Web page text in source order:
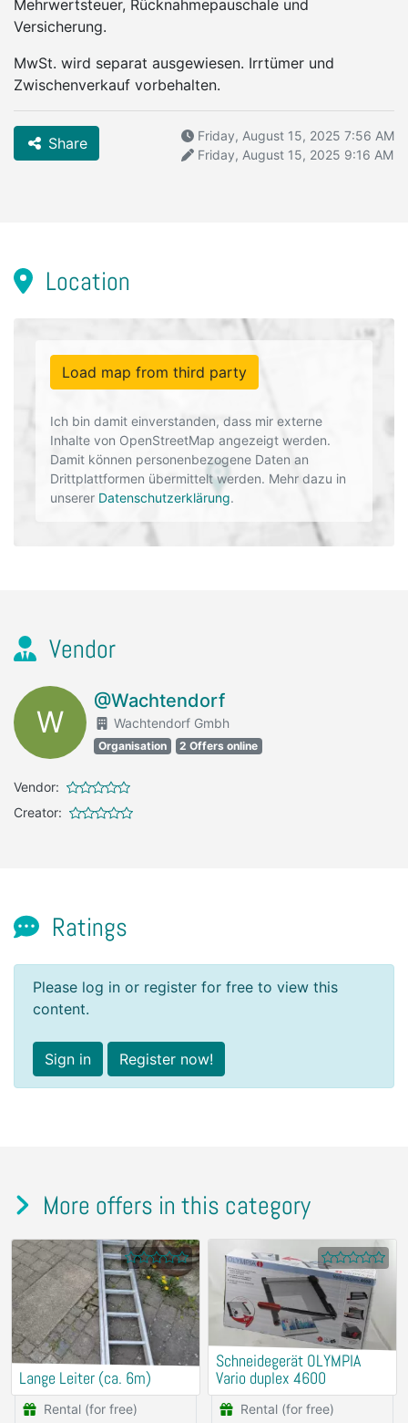
Mehrwertsteuer, Rücknahmepauschale und
Versicherung.
MwSt. wird separat ausgewiesen. Irrtümer und
Zwischenverkauf vorbehalten.
Share
Friday, August 15, 2025 7:56 AM
Friday, August 15, 2025 9:16 AM
Location
Load map from third party
Ich bin damit einverstanden, dass mir externe
Inhalte von OpenStreetMap angezeigt werden.
Damit können personenbezogene Daten an
Drittplattformen übermittelt werden. Mehr dazu in
unserer Datenschutzerklärung.
Vendor
W
@Wachtendorf
Wachtendorf Gmbh
Organisation 2 Offers online
Vendor:
Creator:
Ratings
Please log in or register for free to view this
content.
Sign in Register now!
More offers in this category
Lange Leiter (ca. 6m)
Rental (for free)
Schneidegerät OLYMPIA
Vario duplex 4600
Rental (for free)